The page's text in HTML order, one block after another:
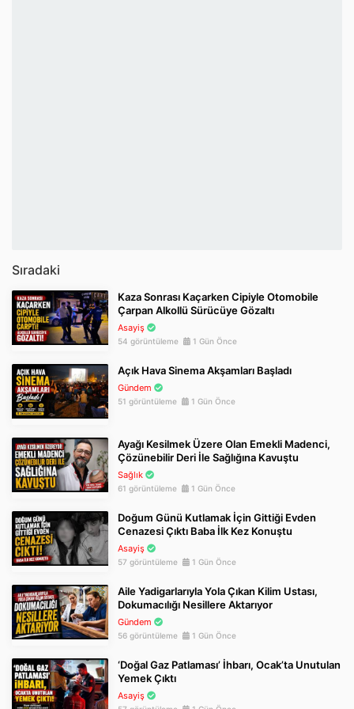
Sıradaki
Kaza Sonrası Kaçarken Cipiyle Otomobile
Çarpan Alkollü Sürücüye Gözaltı
Asayiş
54 görüntüleme 1 Gün Önce
Açık Hava Sinema Akşamları Başladı
Gündem
51 görüntüleme 1 Gün Önce
Ayağı Kesilmek Üzere Olan Emekli Madenci,
Çözünebilir Deri İle Sağlığına Kavuştu
Sağlık
61 görüntüleme 1 Gün Önce
Doğum Günü Kutlamak İçin Gittiği Evden
Cenazesi Çıktı Baba İlk Kez Konuştu
Asayiş
57 görüntüleme 1 Gün Önce
Aile Yadigarlarıyla Yola Çıkan Kilim Ustası,
Dokumacılığı Nesillere Aktarıyor
Gündem
56 görüntüleme 1 Gün Önce
‘Doğal Gaz Patlaması’ İhbarı, Ocak’ta Unutulan
Yemek Çıktı
Asayiş